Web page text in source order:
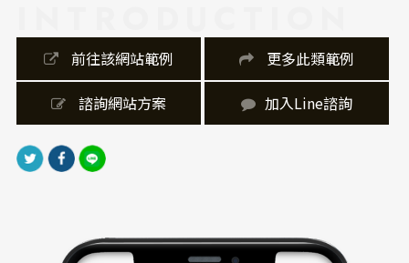
｜網站製作，技術細節
網站製作採用 RWD 響應式網站架構，兼容各式裝置瀏
覽需求，並優化載入速度與操作流暢度。結合後台管理
系統與購物車網站功能，方便業主管理產品資訊，同時
提升網站維護效率與使用便利性。
前往該網站範例 更多此類範例
諮詢網站方案 加入Line諮詢